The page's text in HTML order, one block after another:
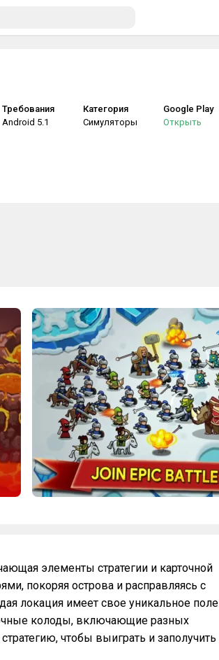
Требования
Android 5.1
Категория
Симуляторы
Google Play
Открыть
элементы стратегии и карточной
покоряя острова и расправляясь с
локация имеет свое уникальное поле
колоды, включающие разных
чтобы выиграть и заполучить